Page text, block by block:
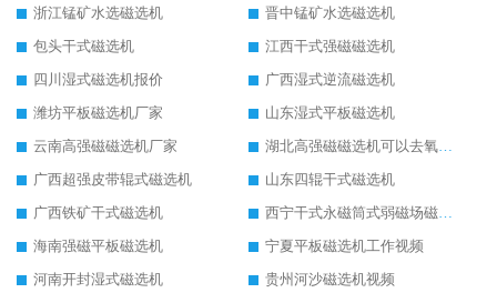
浙江锰矿水选磁选机
晋中锰矿水选磁选机
包头干式磁选机
江西干式强磁磁选机
四川湿式磁选机报价
广西湿式逆流磁选机
潍坊平板磁选机厂家
山东湿式平板磁选机
云南高强磁磁选机厂家
湖北高强磁磁选机可以去氧化铝
广西超强皮带辊式磁选机
山东四辊干式磁选机
广西铁矿干式磁选机
西宁干式永磁筒式弱磁场磁选机结构图
海南强磁平板磁选机
宁夏平板磁选机工作视频
河南开封湿式磁选机
贵州河沙磁选机视频